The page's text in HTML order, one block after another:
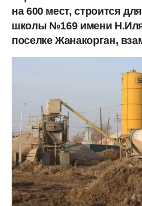
на 600 мест, строится
школы №169 имени
поселке Жанакорган,